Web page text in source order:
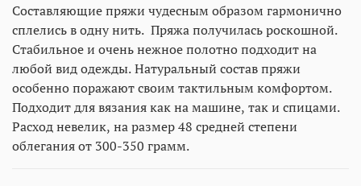
Составляющие пряжи чудесным образом гармонично
сплелись в одну нить. Пряжа получилась роскошной.
Стабильное и очень нежное полотно подходит на
любой вид одежды. Натуральный состав пряжи
особенно поражают своим тактильным комфортом.
Подходит для вязания как на машине, так и спицами.
Расход невелик, на размер 48 средней степени
облегания от 300-350 грамм.